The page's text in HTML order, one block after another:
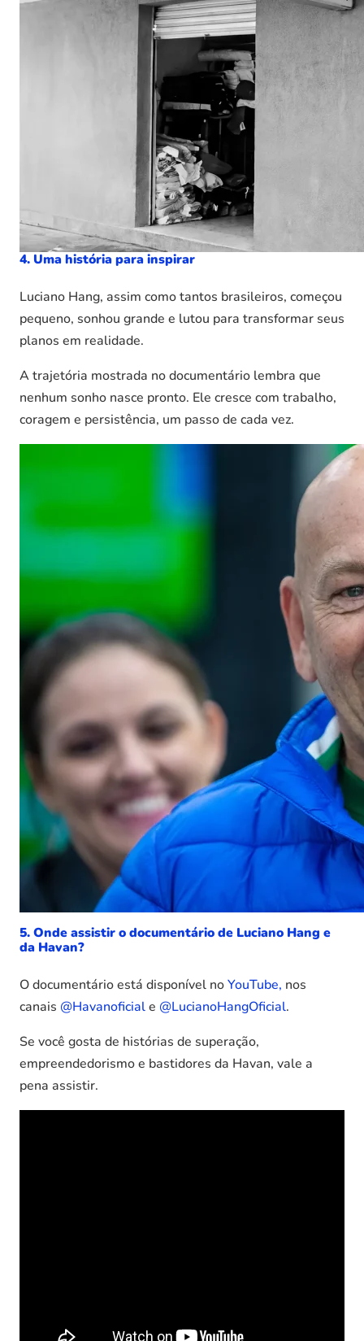
4. Uma história para inspirar
Luciano Hang, assim como tantos brasileiros, começou
pequeno, sonhou grande e lutou para transformar seus
planos em realidade.
A trajetória mostrada no documentário lembra que
nenhum sonho nasce pronto. Ele cresce com trabalho,
coragem e persistência, um passo de cada vez.
5. Onde assistir o documentário de Luciano Hang e
da Havan?
O documentário está disponível noYouTube, nos
canais @Havanoficiale @LucianoHangOficial.
Se você gosta de histórias de superação,
empreendedorismo e bastidores da Havan, vale a
pena assistir.